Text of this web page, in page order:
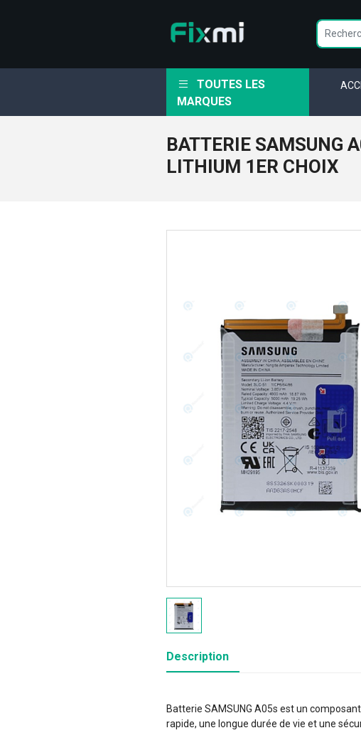
TOUTES LES
MARQUES
BATTERIE SAMSUNG
LITHIUM 1ER CHOIX
Description
Batterie SAMSUNG A05s est un
rapide, une longue durée de vie et une